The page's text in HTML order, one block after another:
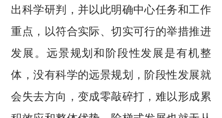
出科学研判，并以此明确中心任务和工作
重点，以符合实际、切实可行的举措推进
发展。远景规划和阶段性发展是有机整
体，没有科学的远景规划，阶段性发展就
会失去方向，变成零敲碎打，难以形成累